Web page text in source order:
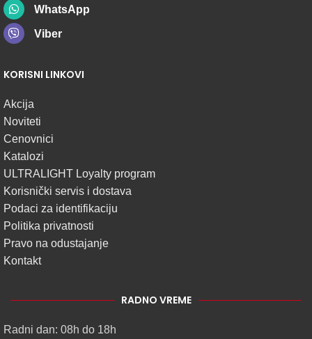
WhatsApp
Viber
KORISNI LINKOVI
Akcija
Noviteti
Cenovnici
Katalozi
ULTRALIGHT Loyalty program
Korisnički servis i dostava
Podaci za identifikaciju
Politika privatnosti
Pravo na odustajanje
Kontakt
RADNO VREME
Radni dan: 08h do 18h